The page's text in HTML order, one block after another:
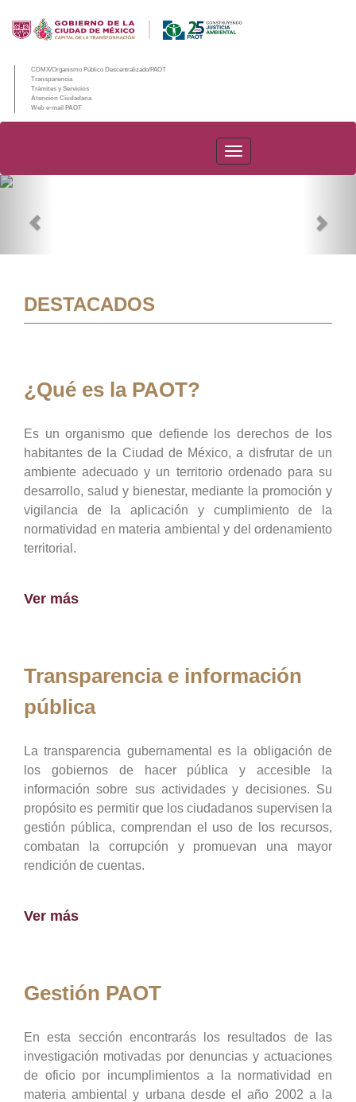
CDMX/Organismo Público Descentralizado/PAOT
Transparencia
Trámites y Servicios
Atención Ciudadana
Web e-mail PAOT
PAOT
DESTACADOS
¿Qué es la PAOT?
Es un organismo que defiende los derechos de los
habitantes de la Ciudad de México, a disfrutar de un
ambiente adecuado y un territorio ordenado para su
desarrollo, salud y bienestar, mediante la promoción y
vigilancia de la aplicación y cumplimiento de la
normatividad en materia ambiental y del ordenamiento
territorial.
Ver más
Transparencia e información
pública
La transparencia gubernamental es la obligación de
los gobiernos de hacer pública y accesible la
información sobre sus actividades y decisiones. Su
propósito es permitir que los ciudadanos supervisen la
gestión pública, comprendan el uso de los recursos,
combatan la corrupción y promuevan una mayor
rendición de cuentas.
Ver más
Gestión PAOT
En esta sección encontrarás los resultados de las
investigación motivadas por denuncias y actuaciones
de oficio por incumplimientos a la normatividad en
materia ambiental y urbana desde el año 2002 a la